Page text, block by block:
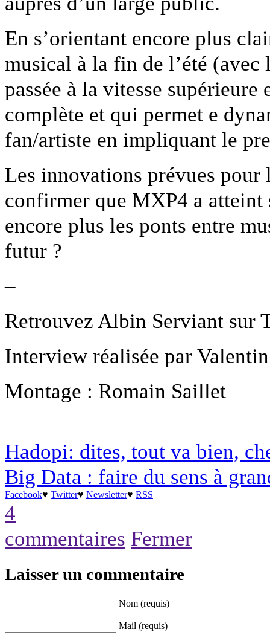
En s’orientant encore plus
musical à la fin de l’été
passée à la vitesse
complète et qui permet e
fan/artiste en impliquant le
Les innovations prévues pour
confirmer que MXP4 a atteint
encore plus les ponts entre
futur ?
–
Retrouvez Albin Serviant sur
Interview réalisée par
Montage : Romain Saillet
Hadopi: dites, tout va bien,
Big Data : faire du sens à
Facebook♥ Twitter♥ Newsletter♥ RSS
4
commentaires Fermer
Laisser un commentaire
Nom (requis)
Mail (requis)